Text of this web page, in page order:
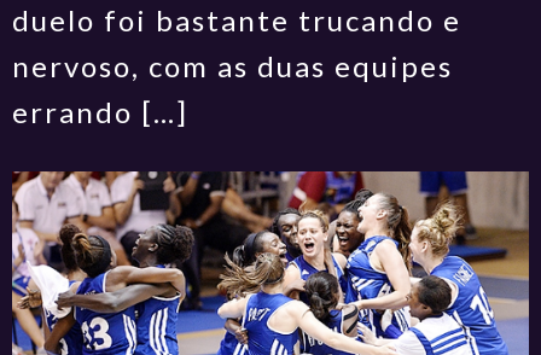
duelo foi bastante trucando e
nervoso, com as duas equipes
errando […]